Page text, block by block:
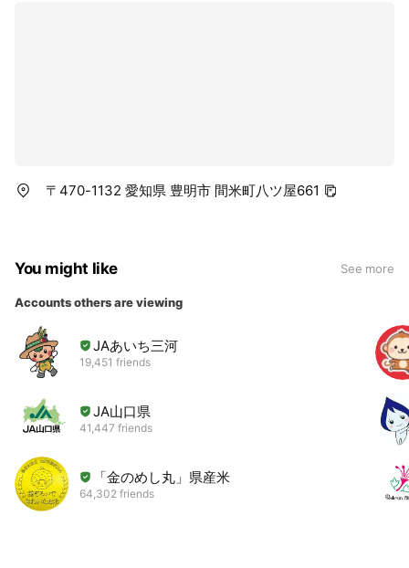
〒470-1132 愛知県 豊明市 間米町八ツ屋661
You might like See more
Accounts others are viewing
JAあいち三河
19,451 friends
JA山口県
41,447 friends
「金のめし丸」県産米
64,302 friends